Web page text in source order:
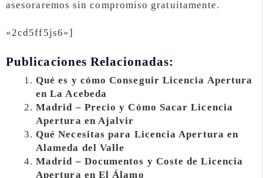
asesoraremos sin compromiso gratuitamente.
«2cd5ff5js6»]
Publicaciones Relacionadas:
Qué es y cómo Conseguir Licencia Apertura
en La Acebeda
Madrid – Precio y Cómo Sacar Licencia
Apertura en Ajalvir
Qué Necesitas para Licencia Apertura en
Alameda del Valle
Madrid – Documentos y Coste de Licencia
Apertura en El Álamo